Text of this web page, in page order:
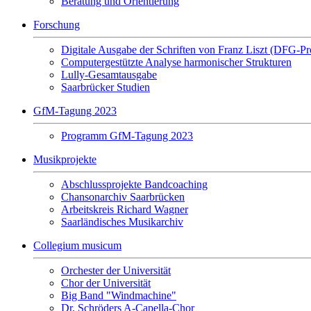
Forschung
Digitale Ausgabe der Schriften von Franz Liszt (DFG-
Computergestützte Analyse harmonischer Strukturen
Lully-Gesamtausgabe
Saarbrücker Studien
GfM-Tagung 2023
Programm GfM-Tagung 2023
Musikprojekte
Abschlussprojekte Bandcoaching
Chansonarchiv Saarbrücken
Arbeitskreis Richard Wagner
Saarländisches Musikarchiv
Collegium musicum
Orchester der Universität
Chor der Universität
Big Band "Windmachine"
Dr. Schröders A-Capella-Chor